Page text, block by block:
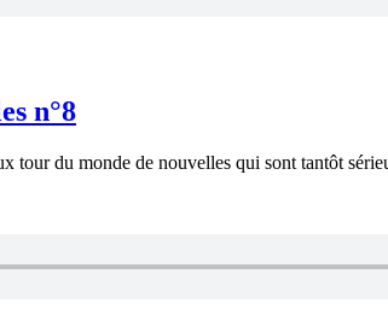
n°8
tour du monde de nouvelles qui sont tantôt